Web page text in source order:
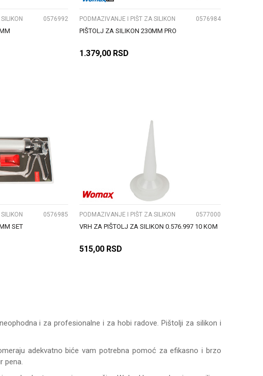
0576992 PODMAZIVANJE I PIŠT ZA SILIKON 0576984
PIŠTOLJ ZA SILIKON 230MM PRO
1.379,00 RSD
0576985
SET
UPOREDI
PODMAZIVANJE I PIŠT ZA SILIKON 0577000
VRH ZA PIŠTOLJ ZA SILIKON 0.576.997 10 KOM
515,00 RSD
i za profesionalne i za hobi radove. Pištolji za silikon i
adekvatno biće vam potrebna pomoć za efikasno i brzo
pena.